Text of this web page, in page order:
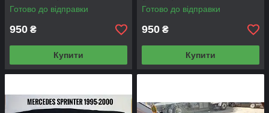
Готово до відправки
950 ₴
Купити
Готово до відправки
950 ₴
Купити